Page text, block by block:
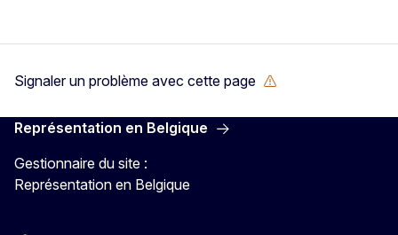
Signaler un problème avec cette page
Représentation en Belgique
Gestionnaire du site :
Représentation en Belgique